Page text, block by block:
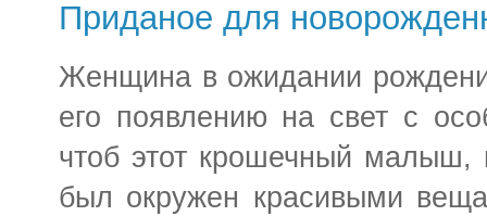
Приданое для
Женщина в ожидании
его появлению на свет с
чтоб этот крошечный
был окружен красивыми